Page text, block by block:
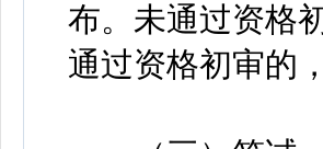
布。未通过资格
通过资格初审的